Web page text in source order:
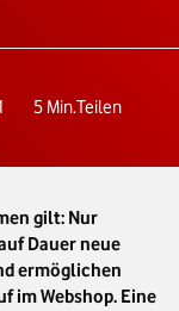
5 Min.Teilen
gilt: Nur
Dauer neue
ermöglichen
im Webshop. Eine